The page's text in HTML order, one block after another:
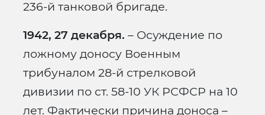
236-й танковой бригаде.
1942, 27 декабря. – Осуждение по
ложному доносу Военным
трибуналом 28-й стрелковой
дивизии по ст. 58-10 УК РСФСР на 10
лет. Фактически причина доноса –